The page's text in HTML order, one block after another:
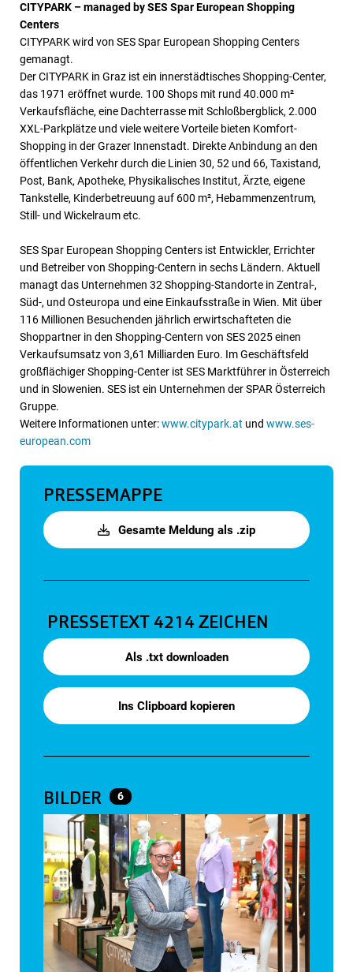
CITYPARK – managed by SES Spar European Shopping
Centers
CITYPARK wird von SES Spar European Shopping Centers
gemanagt.
Der CITYPARK in Graz ist ein innerstädtisches Shopping-Center,
das 1971 eröffnet wurde. 100 Shops mit rund 40.000 m²
Verkaufsfläche, eine Dachterrasse mit Schloßbergblick, 2.000
XXL-Parkplätze und viele weitere Vorteile bieten Komfort-
Shopping in der Grazer Innenstadt. Direkte Anbindung an den
öffentlichen Verkehr durch die Linien 30, 52 und 66, Taxistand,
Post, Bank, Apotheke, Physikalisches Institut, Ärzte, eigene
Tankstelle, Kinderbetreuung auf 600 m², Hebammenzentrum,
Still- und Wickelraum etc.
SES Spar European Shopping Centers ist Entwickler, Errichter
und Betreiber von Shopping-Centern in sechs Ländern. Aktuell
managt das Unternehmen 32 Shopping-Standorte in Zentral-,
Süd-, und Osteuropa und eine Einkaufsstraße in Wien. Mit über
116 Millionen Besuchenden jährlich erwirtschafteten die
Shoppartner in den Shopping-Centern von SES 2025 einen
Verkaufsumsatz von 3,61 Milliarden Euro. Im Geschäftsfeld
großflächiger Shopping-Center ist SES Marktführer in Österreich
und in Slowenien. SES ist ein Unternehmen der SPAR Österreich
Gruppe.
Weitere Informationen unter:www.citypark.at und www.ses-
european.com
PRESSEMAPPE
Gesamte Meldung als .zip
PRESSETEXT4214 ZEICHEN
Als .txt downloaden
Ins Clipboard kopieren
BILDER 6